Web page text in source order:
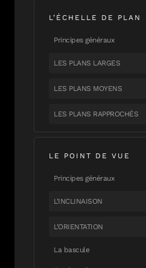
L’ÉCHELLE DE PLAN
Principes généraux
LES PLANS LARGES
LES PLANS MOYENS
LES PLANS RAPPROCHÉS
LE POINT DE VUE
Principes généraux
L’INCLINAISON
L’ORIENTATION
La bascule